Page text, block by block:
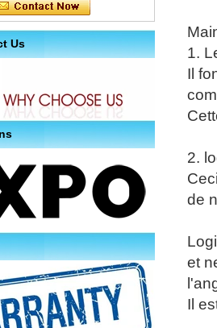
Us
1.
Il
2.
de
et
Il